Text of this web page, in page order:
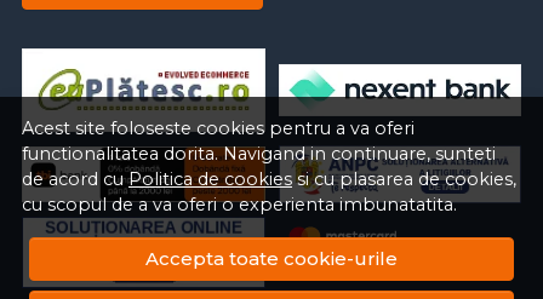
Acest site foloseste cookies pentru a va oferi
functionalitatea dorita. Navigand in continuare, sunteti
de acord cuPolitica de cookiessi cu plasarea de cookies,
cu scopul de a va oferi o experienta imbunatatita.
Accepta toate cookie-urile